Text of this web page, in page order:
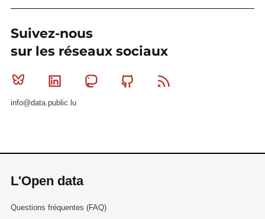
Suivez-nous
sur les réseaux sociaux
Bluesky Linkedin MastodonGithub
info@data.public.lu
L'Open data
Questions fréquentes (FAQ)